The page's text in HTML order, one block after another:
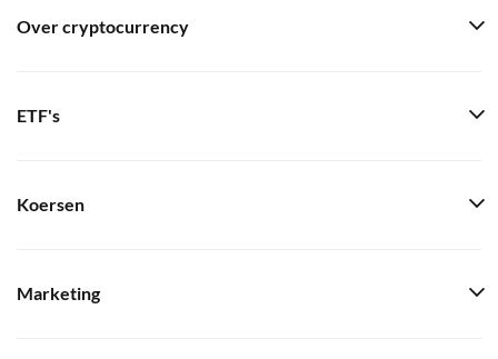
Over cryptocurrency
ETF's
Koersen
Marketing